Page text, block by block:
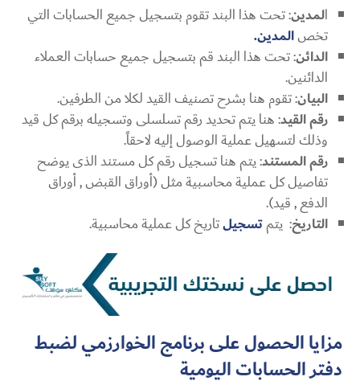
المدين: تحت هذا البند تقوم بتسجيل جميع الحسابات التي
تخصالمدين.
الدائن: تحت هذا البند قم بتسجيل جميع حسابات العملاء
الدائنين.
البيان: تقوم هنا بشرح تصنيف القيد لكلا من الطرفين.
رقم القيد: هنا يتم تحديد رقم تسلسلى وتسجيله برقم كل قيد
وذلك لتسهيل عملية الوصول إليه لاحقاً.
رقم المستند: يتم هنا تسجيل رقم كل مستند الذى يوضح
تفاصيل كل عملية محاسبية مثل (أوراق القبض , أوراق
الدفع , قيد).
التاريخ: يتمتسجيلتاريخ كل عملية محاسبية.
مزايا الحصول على برنامج الخوارزمي لضبط
دفتر الحسابات اليومية